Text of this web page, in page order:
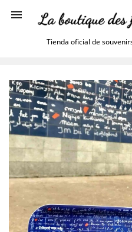

Tienda oficial de